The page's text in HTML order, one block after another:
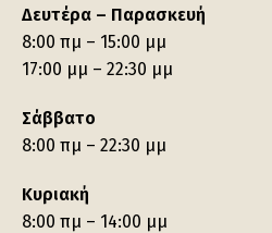
Δευτέρα – Παρασκευή
8:00 πμ – 15:00 μμ
17:00 μμ – 22:30 μμ
Σάββατο
8:00 πμ – 22:30 μμ
Κυριακή
8:00 πμ – 14:00 μμ